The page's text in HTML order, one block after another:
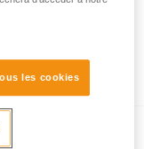
les cookies